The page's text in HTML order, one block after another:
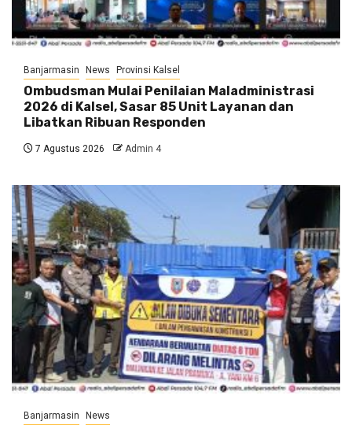
Banjarmasin News Provinsi Kalsel
Ombudsman Mulai Penilaian Maladministrasi
2026 di Kalsel, Sasar 85 Unit Layanan dan
Libatkan Ribuan Responden
7 Agustus 2026 Admin 4
Banjarmasin News